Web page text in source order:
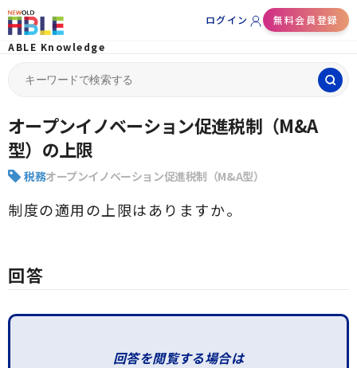
ログイン
無料会員登録
ABLE Knowledge
for:
オープンイノベーション促進税制（M&A
型）の上限
税務オープンイノベーション促進税制（M&A型）
制度の適用の上限はありますか。
回答
回答を閲覧する場合は